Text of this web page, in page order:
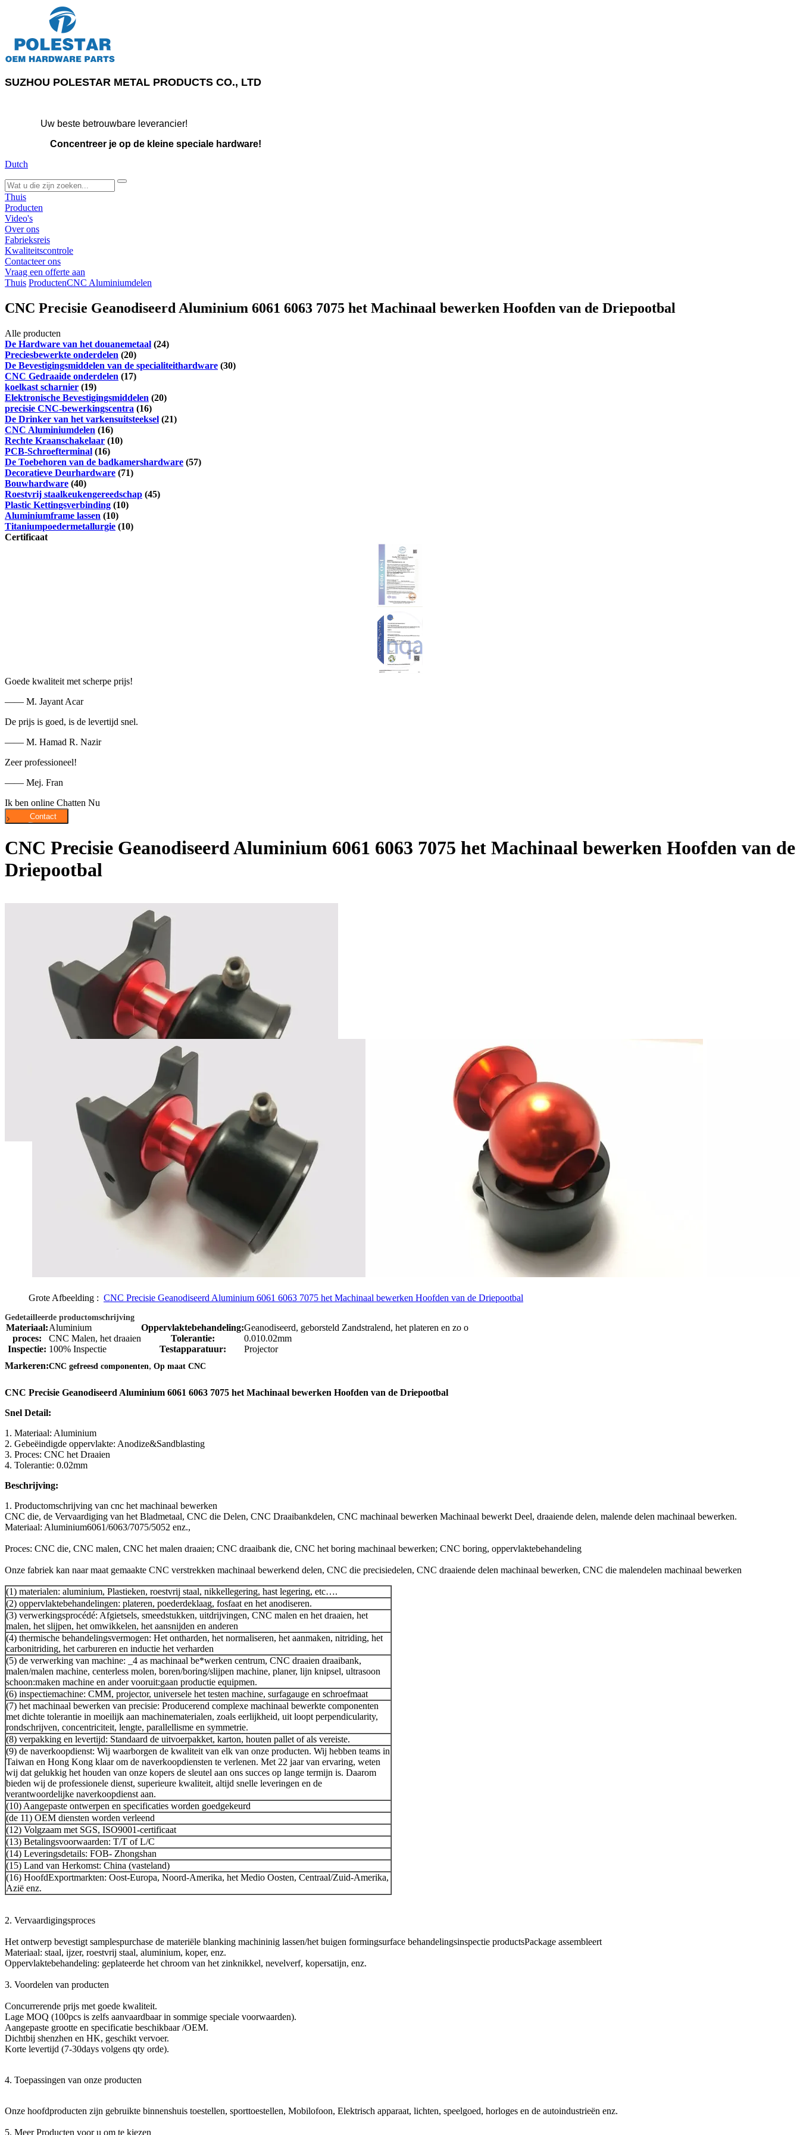
SUZHOU POLESTAR METAL PRODUCTS CO., LTD
Uw beste betrouwbare leverancier!
Concentreer je op de kleine speciale hardware!
Dutch
search
Thuis
Producten
Video's
Over ons
Fabrieksreis
Kwaliteitscontrole
Contacteer ons
Vraag een offerte aan
Thuis ProductenCNC Aluminiumdelen
CNC Precisie Geanodiseerd Aluminium 6061 6063 7075 het Machinaal bewerken Hoofden van de Driepootbal
Alle producten
De Hardware van het douanemetaal (24)
Preciesbewerkte onderdelen (20)
De Bevestigingsmiddelen van de specialiteithardware (30)
CNC Gedraaide onderdelen (17)
koelkast scharnier (19)
Elektronische Bevestigingsmiddelen (20)
precisie CNC-bewerkingscentra (16)
De Drinker van het varkensuitsteeksel (21)
CNC Aluminiumdelen (16)
Rechte Kraanschakelaar (10)
PCB-Schroefterminal (16)
De Toebehoren van de badkamershardware (57)
Decoratieve Deurhardware (71)
Bouwhardware (40)
Roestvrij staalkeukengereedschap (45)
Plastic Kettingsverbinding (10)
Aluminiumframe lassen (10)
Titaniumpoedermetallurgie (10)
Certificaat
Goede kwaliteit met scherpe prijs!
—— M. Jayant Acar
De prijs is goed, is de levertijd snel.
—— M. Hamad R. Nazir
Zeer professioneel!
—— Mej. Fran
Ik ben online Chatten Nu
CNC Precisie Geanodiseerd Aluminium 6061 6063 7075 het Machinaal bewerken Hoofden van de
Driepootbal
Grote Afbeelding : CNC Precisie Geanodiseerd Aluminium 6061 6063 7075 het Machinaal bewerken Hoofden van de Driepootbal
Gedetailleerde productomschrijving
Materiaal:Aluminium Oppervlaktebehandeling:Geanodiseerd, geborsteld Zandstralend, het plateren en zo o
proces:
CNC Malen, het draaien Tolerantie:
0.010.02mm
Inspectie: 100% Inspectie Testapparatuur:
Projector
Markeren:CNC gefreesd componenten, Op maat CNC
CNC Precisie Geanodiseerd Aluminium 6061 6063 7075 het Machinaal bewerken Hoofden van de Driepootbal
Snel Detail:
1. Materiaal: Aluminium
2. Gebeëindigde oppervlakte: Anodize&Sandblasting
3. Proces: CNC het Draaien
4. Tolerantie: 0.02mm
Beschrijving:
1. Productomschrijving van cnc het machinaal bewerken
CNC die, de Vervaardiging van het Bladmetaal, CNC die Delen, CNC Draaibankdelen, CNC machinaal bewerken Machinaal bewerkt Deel, draaiende delen, malende delen machinaal bewerken.
Materiaal: Aluminium6061/6063/7075/5052 enz.,
Proces: CNC die, CNC malen, CNC het malen draaien; CNC draaibank die, CNC het boring machinaal bewerken; CNC boring, oppervlaktebehandeling
Onze fabriek kan naar maat gemaakte CNC verstrekken machinaal bewerkend delen, CNC die precisiedelen, CNC draaiende delen machinaal bewerken, CNC die malendelen machinaal bewerken
(1) materialen: aluminium, Plastieken, roestvrij staal, nikkellegering, hast legering, etc….
(2) oppervlaktebehandelingen: plateren, poederdeklaag, fosfaat en het anodiseren.
(3) verwerkingsprocédé: Afgietsels, smeedstukken, uitdrijvingen, CNC malen en het draaien, het
malen, het slijpen, het omwikkelen, het aansnijden en anderen
(4) thermische behandelingsvermogen: Het ontharden, het normaliseren, het aanmaken, nitriding, het
carbonitriding, het carbureren en inductie het verharden
(5) de verwerking van machine: _4 as machinaal be*werken centrum, CNC draaien draaibank,
malen/malen machine, centerless molen, boren/boring/slijpen machine, planer, lijn knipsel, ultrasoon
schoon:maken machine en ander vooruit:gaan productie equipmen.
(6) inspectiemachine: CMM, projector, universele het testen machine, surfagauge en schroefmaat
(7) het machinaal bewerken van precisie: Producerend complexe machinaal bewerkte componenten
met dichte tolerantie in moeilijk aan machinematerialen, zoals eerlijkheid, uit loopt perpendicularity,
rondschrijven, concentriciteit, lengte, parallellisme en symmetrie.
(8) verpakking en levertijd: Standaard de uitvoerpakket, karton, houten pallet of als vereiste.
(9) de naverkoopdienst: Wij waarborgen de kwaliteit van elk van onze producten. Wij hebben teams in
Taiwan en Hong Kong klaar om de naverkoopdiensten te verlenen. Met 22 jaar van ervaring, weten
wij dat gelukkig het houden van onze kopers de sleutel aan ons succes op lange termijn is. Daarom
bieden wij de professionele dienst, superieure kwaliteit, altijd snelle leveringen en de
verantwoordelijke naverkoopdienst aan.
(10) Aangepaste ontwerpen en specificaties worden goedgekeurd
(de 11) OEM diensten worden verleend
(12) Volgzaam met SGS, ISO9001-certificaat
(13) Betalingsvoorwaarden: T/T of L/C
(14) Leveringsdetails: FOB- Zhongshan
(15) Land van Herkomst: China (vasteland)
(16) HoofdExportmarkten: Oost-Europa, Noord-Amerika, het Medio Oosten, Centraal/Zuid-Amerika,
Azië enz.
2. Vervaardigingsproces
Het ontwerp bevestigt samplespurchase de materiële blanking machininig lassen/het buigen formingsurface behandelingsinspectie productsPackage assembleert
Materiaal: staal, ijzer, roestvrij staal, aluminium, koper, enz.
Oppervlaktebehandeling: geplateerde het chroom van het zinknikkel, nevelverf, kopersatijn, enz.
3. Voordelen van producten
Concurrerende prijs met goede kwaliteit.
Lage MOQ (100pcs is zelfs aanvaardbaar in sommige speciale voorwaarden).
Aangepaste grootte en specificatie beschikbaar /OEM.
Dichtbij shenzhen en HK, geschikt vervoer.
Korte levertijd (7-30days volgens qty orde).
4. Toepassingen van onze producten
Onze hoofdproducten zijn gebruikte binnenshuis toestellen, sporttoestellen, Mobilofoon, Elektrisch apparaat, lichten, speelgoed, horloges en de autoindustrieën enz.
5. Meer Producten voor u om te kiezen